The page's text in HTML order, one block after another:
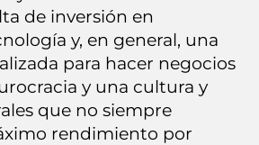
de inversión en
y, en general, una
para hacer negocios
y una cultura y
que no siempre
rendimiento por